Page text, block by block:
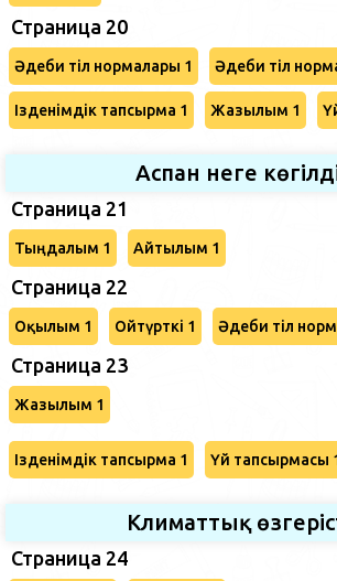
Страница 20
Әдеби тіл нормалары 1 Әдеби тіл
Ізденімдік тапсырма 1 Жазылым 1
Аспан неге
Страница 21
Тыңдалым 1 Айтылым 1
Страница 22
Оқылым 1 Ойтүрткі 1 Әдеби тіл
Страница 23
Жазылым 1
Ізденімдік тапсырма 1 Үй тапсырмасы
Климаттық
Страница 24